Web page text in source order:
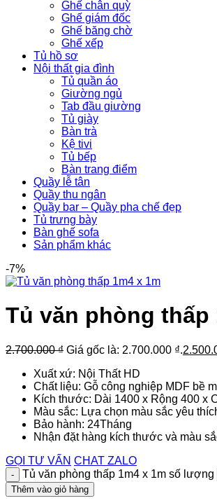
Ghế chân quỳ
Ghế giám đốc
Ghế băng chờ
Ghế xếp
Tủ hồ sơ
Nội thất gia đình
Tủ quần áo
Giường ngủ
Tab đầu giường
Tủ giày
Bàn trà
Kệ tivi
Tủ bếp
Bàn trang điểm
Quầy lễ tân
Quầy thu ngân
Quầy bar – Quầy pha chế đẹp
Tủ trưng bày
Bàn ghế sofa
Sản phẩm khác
-7%
Tủ văn phòng thấp
2.700.000₫ Giá gốc là: 2.700.000 ₫.
Xuất xứ: Nội Thất HD
Chất liệu: Gỗ công nghiệp MDF bề
Kích thước: Dài 1400 x Rộng 400 x
Màu sắc: Lựa chọn màu sắc yêu
Bảo hành: 24Tháng
Nhận đặt hàng kích thước và màu
GỌI TƯ VẤN CHAT ZALO
Tủ văn phòng thấp 1m4 x 1m số lượng
Thêm vào giỏ hàng